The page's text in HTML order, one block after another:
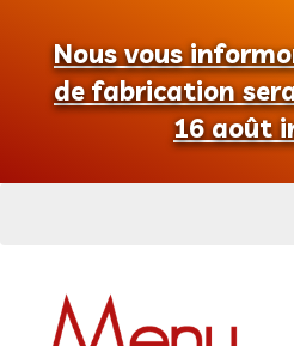
Nous vous
de fabrication
16 août